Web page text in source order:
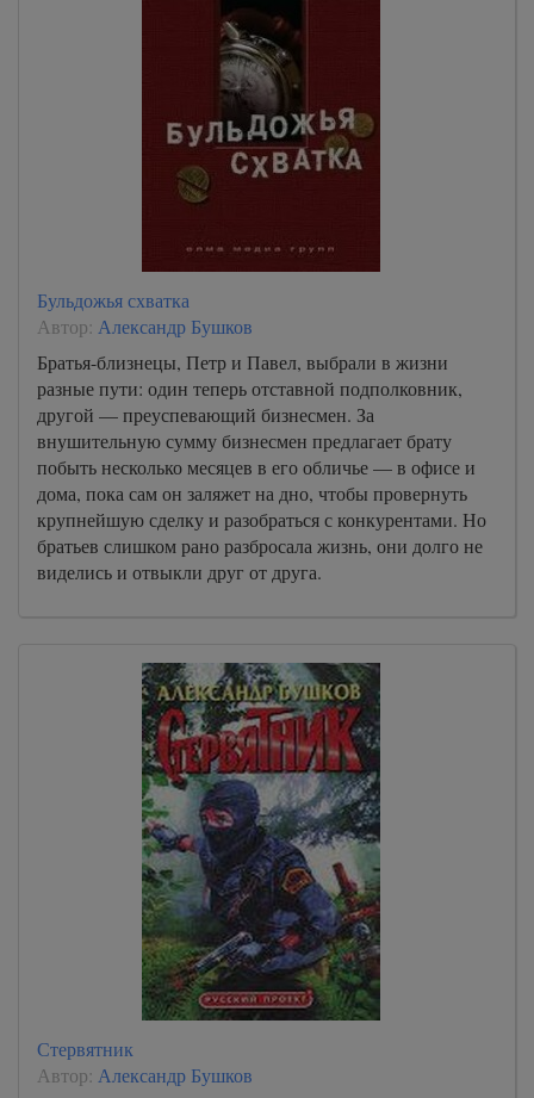
22
23
24
25
26
27
28
29
41
42
Бульдожья схватка
Автор: Александр Бушков
Братья-близнецы, Петр и Павел, выбрали в жизни
разные пути: один теперь отставной подполковник,
другой — преуспевающий бизнесмен. За
внушительную сумму бизнесмен предлагает брату
побыть несколько месяцев в его обличье — в офисе и
дома, пока сам он заляжет на дно, чтобы провернуть
крупнейшую сделку и разобраться с конкурентами. Но
братьев слишком рано разбросала жизнь, они долго не
виделись и отвыкли друг от друга.
Стервятник
Автор: Александр Бушков